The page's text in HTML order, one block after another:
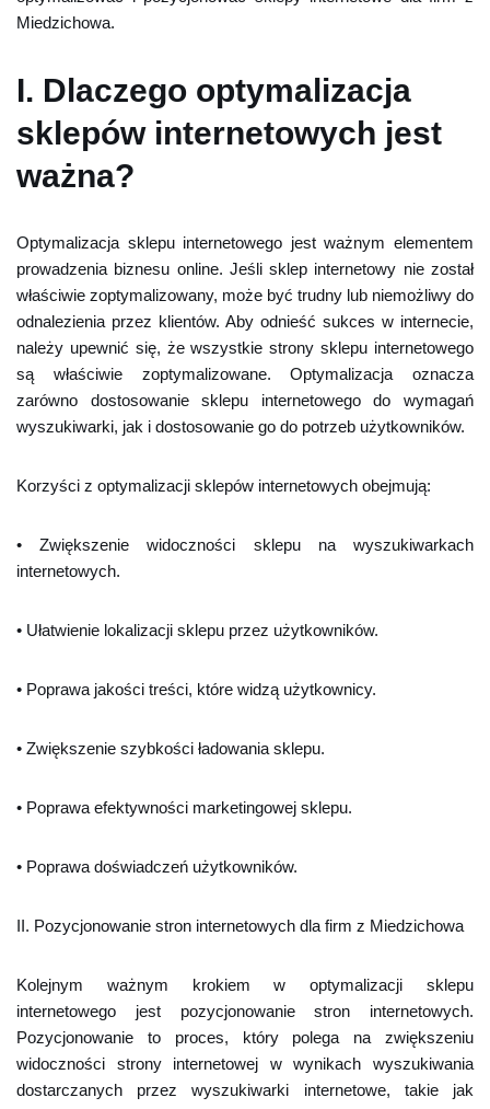
Miedzichowa.
I. Dlaczego optymalizacja
sklepów internetowych jest
ważna?
Optymalizacja sklepu internetowego jest ważnym elementem
prowadzenia biznesu online. Jeśli sklep internetowy nie został
właściwie zoptymalizowany, może być trudny lub niemożliwy do
odnalezienia przez klientów. Aby odnieść sukces w internecie,
należy upewnić się, że wszystkie strony sklepu internetowego
są właściwie zoptymalizowane. Optymalizacja oznacza
zarówno dostosowanie sklepu internetowego do wymagań
wyszukiwarki, jak i dostosowanie go do potrzeb użytkowników.
Korzyści z optymalizacji sklepów internetowych obejmują:
• Zwiększenie widoczności sklepu na wyszukiwarkach
internetowych.
• Ułatwienie lokalizacji sklepu przez użytkowników.
• Poprawa jakości treści, które widzą użytkownicy.
• Zwiększenie szybkości ładowania sklepu.
• Poprawa efektywności marketingowej sklepu.
• Poprawa doświadczeń użytkowników.
II. Pozycjonowanie stron internetowych dla firm z Miedzichowa
Kolejnym ważnym krokiem w optymalizacji sklepu
internetowego jest pozycjonowanie stron internetowych.
Pozycjonowanie to proces, który polega na zwiększeniu
widoczności strony internetowej w wynikach wyszukiwania
dostarczanych przez wyszukiwarki internetowe, takie jak